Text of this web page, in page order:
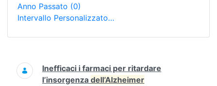
Anno Passato (0)
Intervallo Personalizzato…
Ricerca
Inefficaci i farmaci per ritardare
l’insorgenza dell’Alzheimer